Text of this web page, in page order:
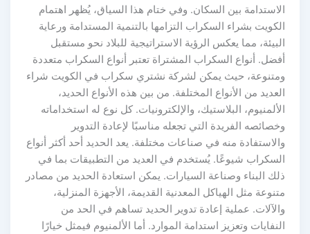
الاستدامة بين السكان. وفي ختام هذا السياق، يُظهر اهتمام
الكويت بشراء السكراب التزامها بالتنمية المستدامة ورعاية
البيئة، مما يعكس الرؤية الاستراتيجية للبلاد نحو مستقبل
أفضل. أنواع السكراب المشتراة تعتبر أنواع السكراب متعددة
ومتنوعة، حيث يمكن لشركة نشتري سكراب في الكويت شراء
العديد من الأنواع المختلفة. من بين هذه الأنواع الحديد،
الألمنيوم، البلاستيك، والإلكترونيات. كل نوع له استخداماته
وخصائصه الفريدة التي تجعله مناسبًا لإعادة التدوير
والاستفادة منه في صناعات مختلفة. يعد الحديد أحد أكثر أنواع
السكراب شيوعًا. يُستخدم في العديد من التطبيقات بما في
ذلك البناء وصناعة السيارات. يمكن استعادة الحديد من مصادر
متنوعة مثل الهياكل المعدنية القديمة، الأجهزة المنزلية،
والآلات. عملية إعادة تدوير الحديد تساهم في الحد من
النفايات وتعزيز استدامة الموارد. أما الألمنيوم فيمثل خيارًا